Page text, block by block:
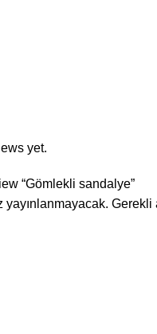
yet.
“Gömlekli sandalye”
yayınlanmayacak. Gerekli